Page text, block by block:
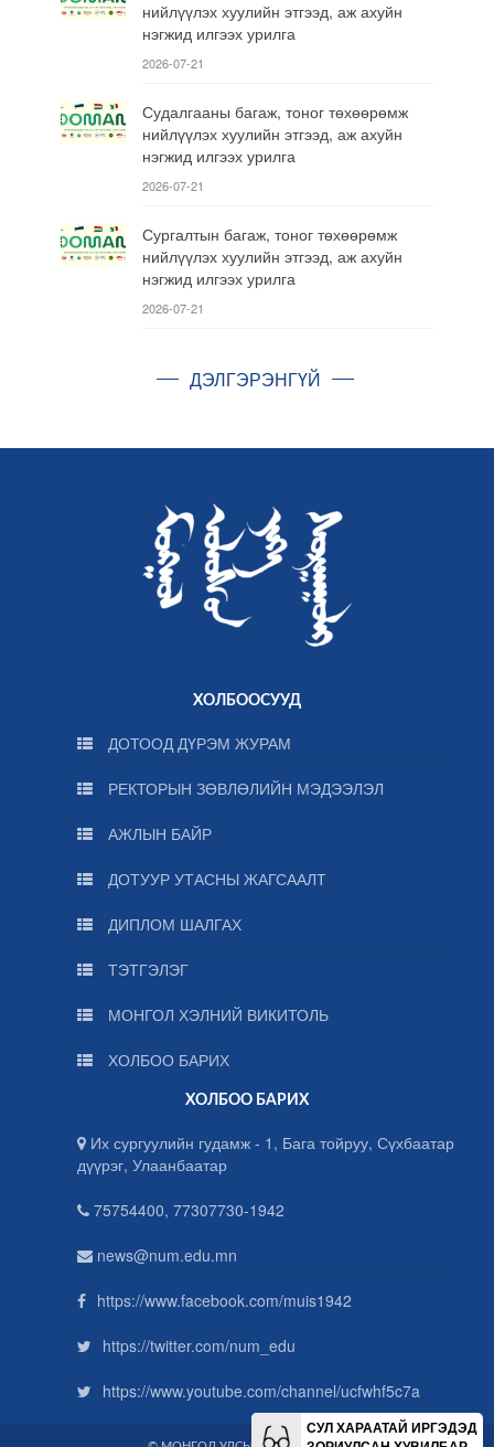
нийлүүлэх хуулийн этгээд, аж ахуйн
нэгжид илгээх урилга
2026-07-21
Судалгааны багаж, тоног төхөөрөмж
нийлүүлэх хуулийн этгээд, аж ахуйн
нэгжид илгээх урилга
2026-07-21
Сургалтын багаж, тоног төхөөрөмж
нийлүүлэх хуулийн этгээд, аж ахуйн
нэгжид илгээх урилга
2026-07-21
ДЭЛГЭРЭНГҮЙ
ХОЛБООСУУД
ДОТООД ДҮРЭМ ЖУРАМ
РЕКТОРЫН ЗӨВЛӨЛИЙН МЭДЭЭЛЭЛ
АЖЛЫН БАЙР
ДОТУУР УТАСНЫ ЖАГСААЛТ
ДИПЛОМ ШАЛГАХ
ТЭТГЭЛЭГ
МОНГОЛ ХЭЛНИЙ ВИКИТОЛЬ
ХОЛБОО БАРИХ
ХОЛБОО БАРИХ
Их сургуулийн гудамж - 1, Бага тойруу, Сүхбаатар
дүүрэг, Улаанбаатар
75754400, 77307730-1942
news@num.edu.mn
https://www.facebook.com/muis1942
https://twitter.com/num_edu
https://www.youtube.com/channel/ucfwhf5c7a
СУЛ ХАРААТАЙ ИРГЭДЭД